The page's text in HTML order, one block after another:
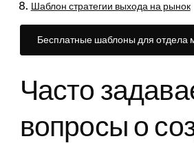
Шаблон стратегии выхода на рынок
Бесплатные шаблоны для отдела
Часто
вопросы о